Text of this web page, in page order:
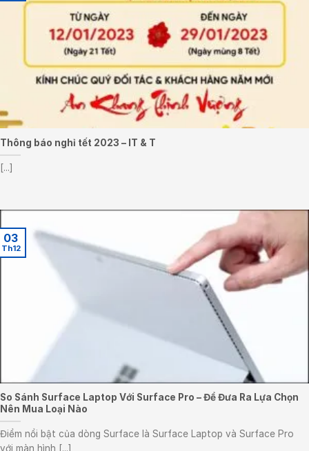
Thông báo nghỉ tết 2023 – IT & T
[...]
So Sánh Surface Laptop Với Surface Pro – Để Đưa Ra Lựa Chọn
Nên Mua Loại Nào
Điểm nổi bật của dòng Surface là Surface Laptop và Surface Pro
với màn hình [...]
03
Th12